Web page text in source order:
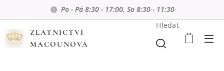
Po - Pá 8:30 - 17:00, So 8:30 - 11:30
ZLATNICTVÍ
MACOUNOVÁ
Hledat